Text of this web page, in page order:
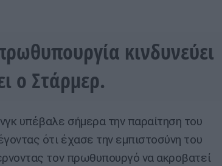
κινδυνεύει
ο Στάρμερ.
υπέβαλε σήμερα την παραίτηση του
ότι έχασε την εμπιστοσύνη του
τον πρωθυπουργό να ακροβατεί